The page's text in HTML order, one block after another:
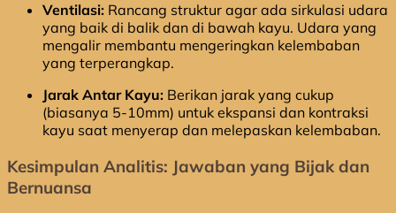
Ventilasi: Rancang struktur agar ada sirkulasi udara
yang baik di balik dan di bawah kayu. Udara yang
mengalir membantu mengeringkan kelembaban
yang terperangkap.
Jarak Antar Kayu: Berikan jarak yang cukup
(biasanya 5-10mm) untuk ekspansi dan kontraksi
kayu saat menyerap dan melepaskan kelembaban.
Kesimpulan Analitis: Jawaban yang Bijak dan
Bernuansa